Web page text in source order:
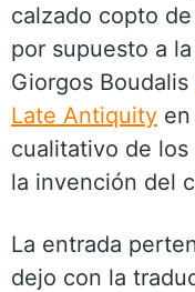
calzado copto
por supuesto a
Giorgos Boudalis
Late Antiquity
cualitativo de
la invención del
La entrada
dejo con la